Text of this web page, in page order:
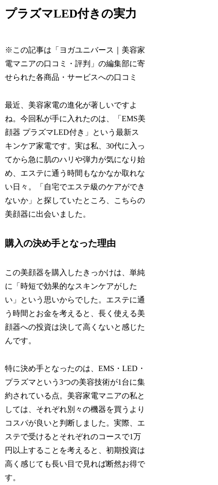
プラズマLED付きの実力
※この記事は「ヨガユニバース｜美容家
電マニアの口コミ・評判」の編集部に寄
せられた各商品・サービスへの口コミ
最近、美容家電の進化が著しいですよ
ね。今回私が手に入れたのは、「EMS美
顔器 プラズマLED付き」という最新ス
キンケア家電です。実は私、30代に入っ
てから急に肌のハリや弾力が気になり始
め、エステに通う時間もなかなか取れな
い日々。「自宅でエステ級のケアができ
ないか」と探していたところ、こちらの
美顔器に出会いました。
購入の決め手となった理由
この美顔器を購入したきっかけは、単純
に「時短で効果的なスキンケアがした
い」という思いからでした。エステに通
う時間とお金を考えると、長く使える美
顔器への投資は決して高くないと感じた
んです。
特に決め手となったのは、EMS・LED・
プラズマという3つの美容技術が1台に集
約されている点。美容家電マニアの私と
しては、それぞれ別々の機器を買うより
コスパが良いと判断しました。実際、エ
ステで受けるとそれぞれのコースで1万
円以上することを考えると、初期投資は
高く感じても長い目で見れば断然お得で
す。